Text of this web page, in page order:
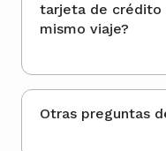
tarjeta de crédito con Assist Card para el
mismo viaje?
Otras preguntas